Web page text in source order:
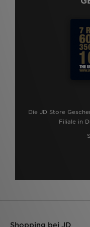
Die JD Store
Filiale in
Shopping bei JD